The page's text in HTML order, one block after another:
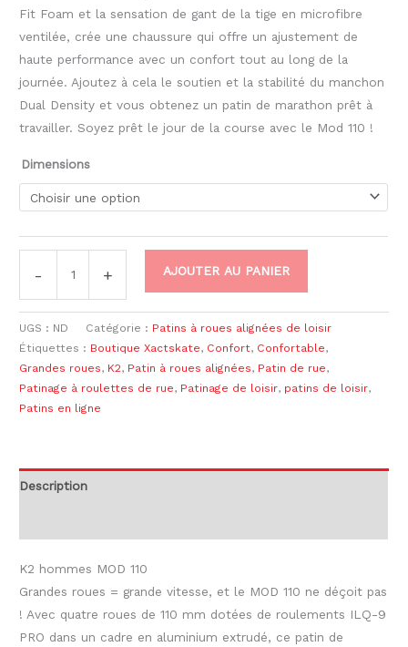
Fit Foam et la sensation de gant de la tige en microfibre
ventilée, crée une chaussure qui offre un ajustement de
haute performance avec un confort tout au long de la
journée. Ajoutez à cela le soutien et la stabilité du manchon
Dual Density et vous obtenez un patin de marathon prêt à
travailler. Soyez prêt le jour de la course avec le Mod 110 !
Dimensions
- + AJOUTER AU PANIER
UGS : ND Catégorie : Patins à roues alignées de loisir
Étiquettes : Boutique Xactskate, Confort, Confortable,
Grandes roues, K2, Patin à roues alignées, Patin de rue,
Patinage à roulettes de rue, Patinage de loisir, patins de loisir,
Patins en ligne
Description
K2 hommes MOD 110
Grandes roues = grande vitesse, et le MOD 110 ne déçoit pas
! Avec quatre roues de 110 mm dotées de roulements ILQ-9
PRO dans un cadre en aluminium extrudé, ce patin de